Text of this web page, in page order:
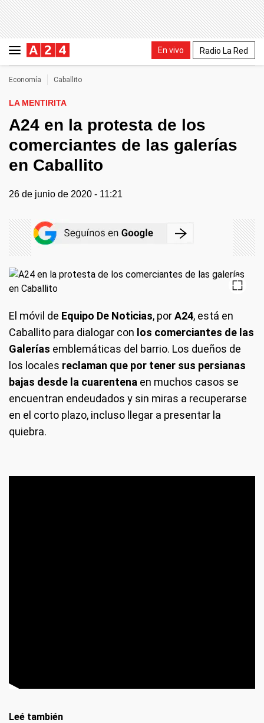
En vivo Radio La Red
Economía Caballito
LA MENTIRITA
A24 en la protesta de los
comerciantes de las galerías
en Caballito
26 de junio de 2020 - 11:21
El móvil de Equipo De Noticias, porA24, está en
Caballito para dialogar con los comerciantes de las
Galerías emblemáticas del barrio. Los dueños de
los locales reclaman que por tener sus persianas
bajas desde la cuarentena en muchos casos se
encuentran endeudados y sin miras a recuperarse
en el corto plazo, incluso llegar a presentar la
quiebra.
Leé también